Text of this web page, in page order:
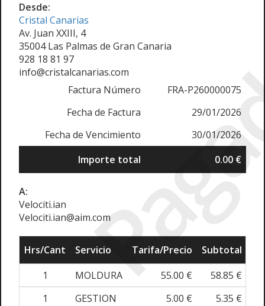
Desde:
Cristal Canarias
Av. Juan XXIII, 4
35004 Las Palmas de Gran Canaria
928 18 81 97
info@cristalcanarias.com
Factura Número
FRA-P260000075
Fecha de Factura
29/01/2026
Fecha de Vencimiento
30/01/2026
Importe total
0.00 €
A:
Velociti.ian
Velociti.ian@aim.com
Hrs/Cant Servicio Tarifa/Precio
Subtotal
1
MOLDURA 55.00 €
58.85 €
1
GESTION 5.00 € 5.35 €